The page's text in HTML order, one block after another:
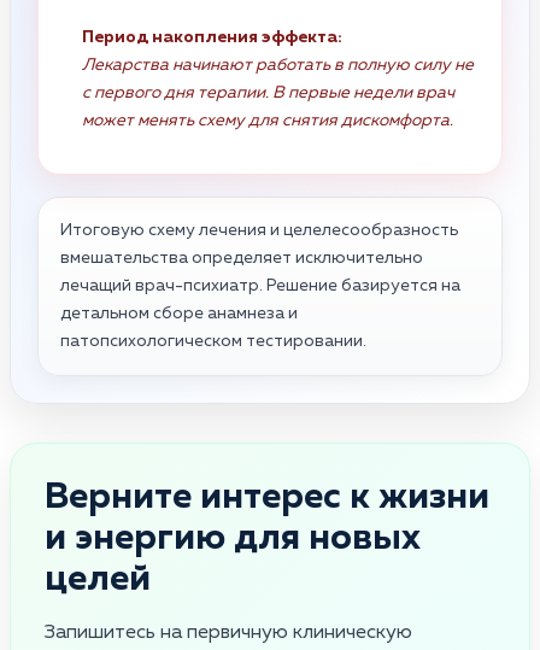
Период накопления эффекта:
Лекарства начинают работать в полную силу не
с первого дня терапии. В первые недели врач
может менять схему для снятия дискомфорта.
Итоговую схему лечения и целелесообразность
вмешательства определяет исключительно
лечащий врач-психиатр. Решение базируется на
детальном сборе анамнеза и
патопсихологическом тестировании.
Верните интерес к жизни
и энергию для новых
целей
Запишитесь на первичную клиническую